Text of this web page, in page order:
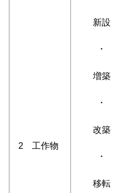
2 工作物
新設
・
増築
・
改築
・
移転